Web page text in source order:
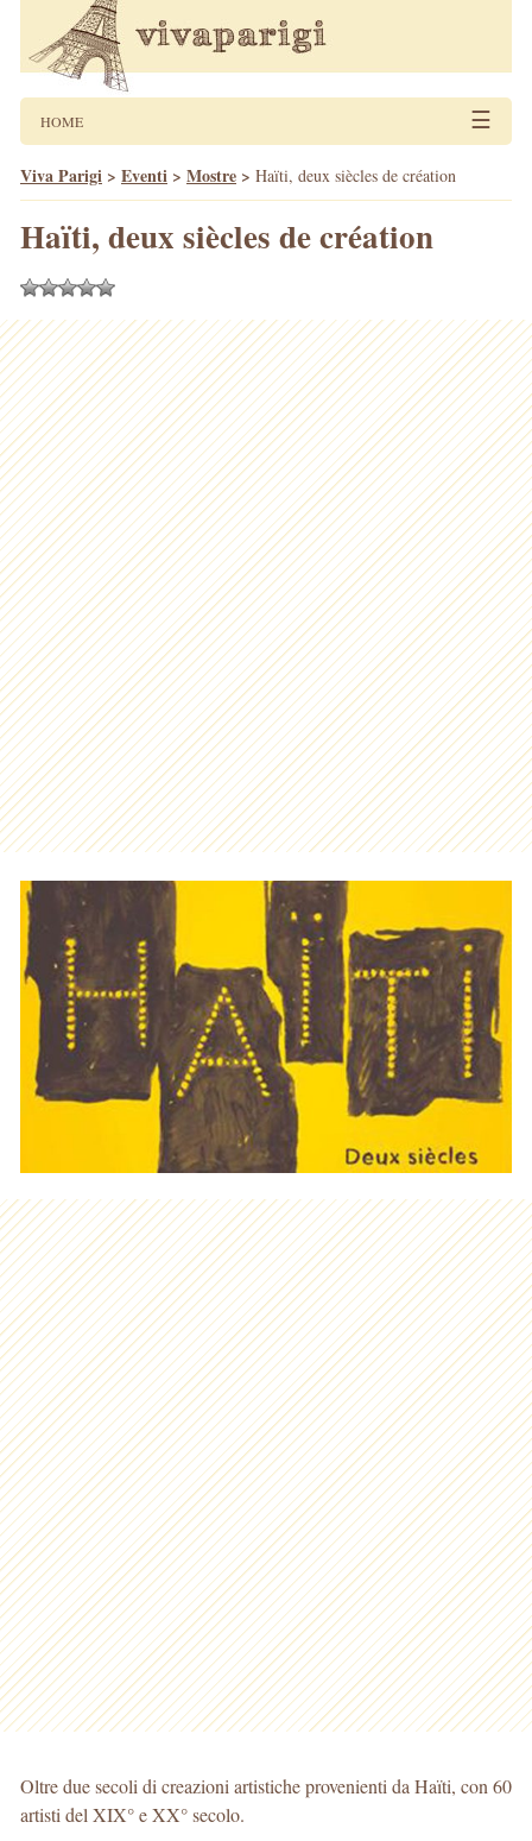
HOME ☰
Viva Parigi > Eventi > Mostre > Haïti, deux siècles de création
Haïti, deux siècles de création
Oltre due secoli di creazioni artistiche provenienti da Haïti, con 60
artisti del XIX° e XX° secolo.